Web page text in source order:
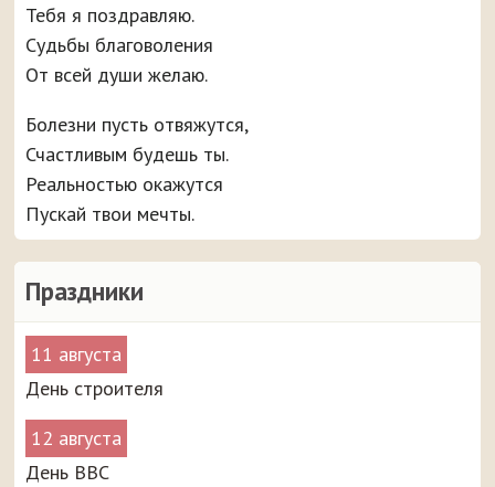
Праздники
11 августа
День строителя
12 августа
День ВВС
Тебя я поздравляю.
Судьбы благоволения
От всей души желаю.
Болезни пусть отвяжутся,
Счастливым будешь ты.
Реальностью окажутся
Пускай твои мечты.